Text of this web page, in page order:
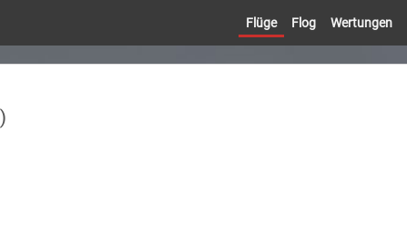
Flüge Flog Wertungen